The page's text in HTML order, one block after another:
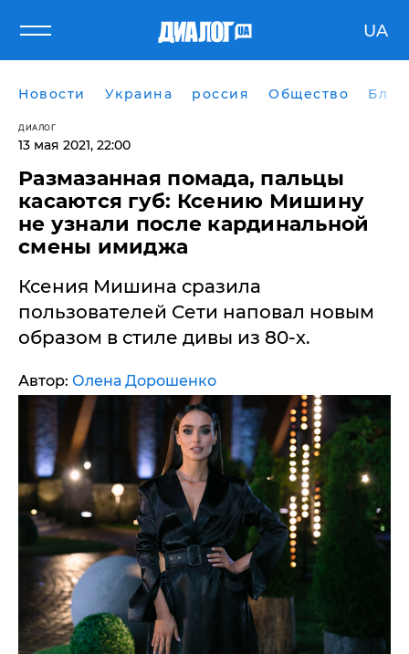
UA
Новости Украина россия Общество
ДИАЛОГ
13 мая 2021, 22:00
Размазанная помада, пальцы
касаются губ: Ксению Мишину
не узнали после кардинальной
смены имиджа
Ксения Мишина сразила
пользователей Сети наповал новым
образом в стиле дивы из 80-х.
Автор: Олена Дорошенко